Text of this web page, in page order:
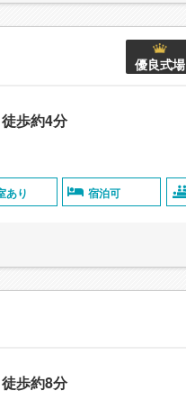
優良式場
徒歩約4分
あり 宿泊可
徒歩約8分